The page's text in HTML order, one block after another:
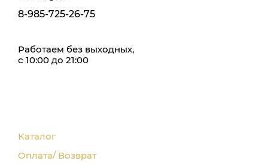
8-985-725-26-75
Работаем без выходных,
с 10:00 до 21:00
Каталог
Оплата/ Возврат